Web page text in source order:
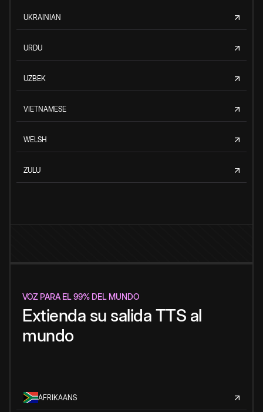
UKRAINIAN
URDU
UZBEK
VIETNAMESE
WELSH
ZULU
VOZ PARA EL 99% DEL MUNDO
Extienda su salida TTS al
mundo
AFRIKAANS